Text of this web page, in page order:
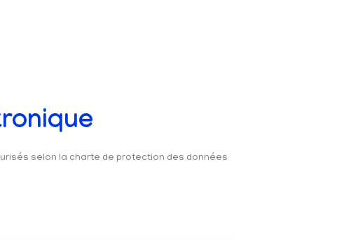
selon la charte de protection des données